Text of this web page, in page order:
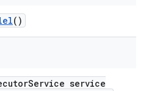
()
Service service